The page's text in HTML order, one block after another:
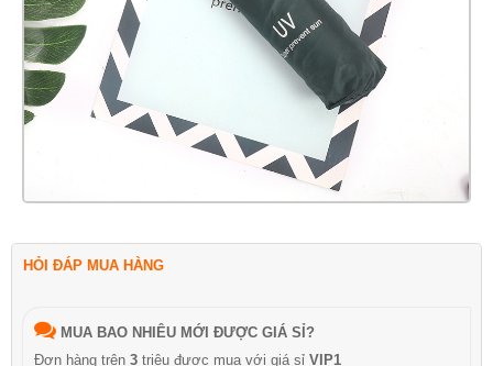
HỎI ĐÁP MUA HÀNG
MUA BAO NHIÊU MỚI ĐƯỢC GIÁ SỈ?
Đơn hàng trên 3 triệu được mua với giá sỉ VIP1